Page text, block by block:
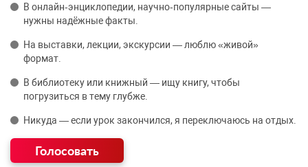
В онлайн‑энциклопедии, научно‑популярные сайты —
нужны надёжные факты.
На выставки, лекции, экскурсии — люблю «живой»
формат.
В библиотеку или книжный — ищу книгу, чтобы
погрузиться в тему глубже.
Никуда — если урок закончился, я переключаюсь на отдых.